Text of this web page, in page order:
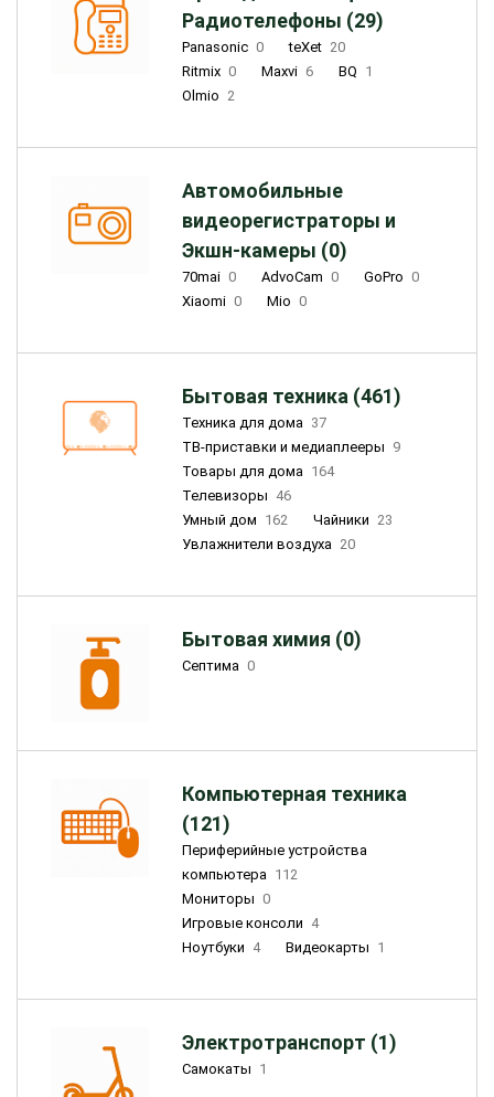
Радиотелефоны (29)
Panasonic 0 teXet 20
Ritmix 0 Maxvi 6 BQ 1
Olmio 2
Автомобильные
видеорегистраторы и
Экшн-камеры (0)
70mai 0 AdvoCam 0 GoPro 0
Xiaomi 0 Mio 0
Бытовая техника (461)
Техника для дома 37
ТВ-приставки и медиаплееры 9
Товары для дома 164
Телевизоры 46
Умный дом 162 Чайники 23
Увлажнители воздуха 20
Бытовая химия (0)
Септима 0
Компьютерная техника
(121)
Периферийные устройства
компьютера 112
Мониторы 0
Игровые консоли 4
Ноутбуки 4 Видеокарты 1
Электротранспорт (1)
Самокаты 1